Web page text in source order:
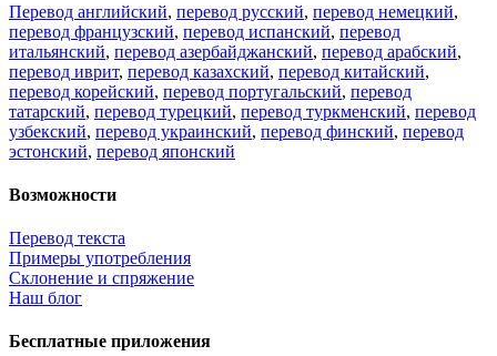
Перевод английский, перевод русский, перевод немецкий,
перевод французский, перевод испанский, перевод
итальянский, перевод азербайджанский, перевод арабский,
перевод иврит, перевод казахский, перевод китайский,
перевод корейский, перевод португальский, перевод
татарский, перевод турецкий, перевод туркменский, перевод
узбекский, перевод украинский, перевод финский, перевод
эстонский, перевод японский
Возможности
Перевод текста
Примеры употребления
Склонение и спряжение
Наш блог
Бесплатные приложения